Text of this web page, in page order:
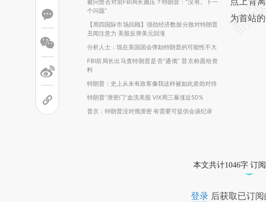
被问曾否对前FBI局长施压？特朗普：“没有。下一
个问题”
【周四国际市场回顾】强劲经济数据分散对特朗普
丑闻注意力 美股反弹美元回涨
分析人士：现在美国国会弹劾特朗普的可能性不大
FBI前局长出马查特朗普是否“通俄” 普京称愿给资
料
特朗普：史上从未有政客像我这样被如此差劲对待
特朗普“泄密门”血洗美股 VIX周三暴涨近50%
普京：特朗普没对俄泄密 有需要可提供会谈纪录
为首站的
本文共计1046字 订
登录后获取已订阅